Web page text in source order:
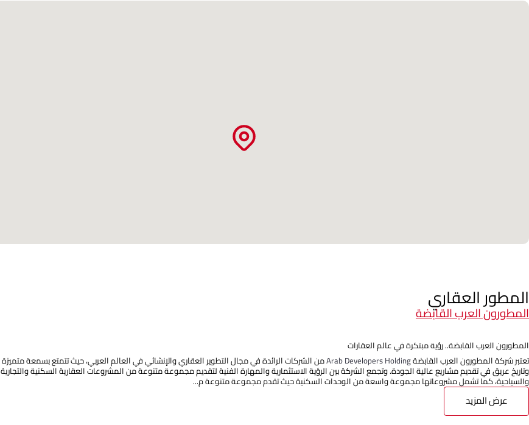
المطور العقاري
المطورون العرب القابضة
المطورون العرب القابضة.. رؤية مبتكرة في عالم العقارات
تعتبر شركة المطورون العرب القابضةArab Developers Holdingمن الشركات الرائدة في مجال التطوير العقاري والإنشائي في العالم العربي، حيث تتمتع بسمعة متميزة
وتاريخ عريق في تقديم مشاريع عالية الجودة. وتجمع الشركة بين الرؤية الاستثمارية والمهارة الفنية لتقديم مجموعة متنوعة من المشروعات العقارية السكنية والتجارية
والسياحية، كما تشمل مشروعاتها مجموعة واسعة من الوحدات السكنية حيث تقدم مجموعة متنوعة م...
عرض المزيد